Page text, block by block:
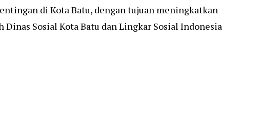
di Kota Batu, dengan tujuan meningkatkan
Sosial Kota Batu dan Lingkar Sosial Indonesia